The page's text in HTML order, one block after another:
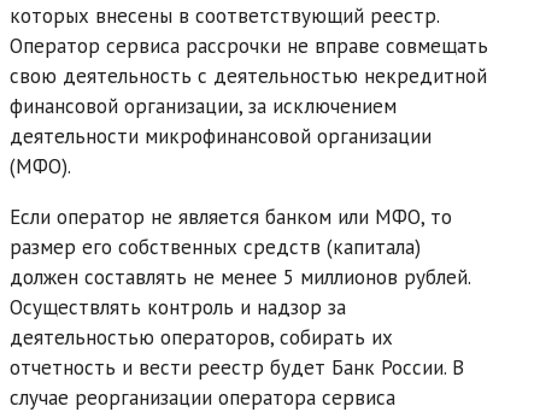
которых внесены в соответствующий реестр.
Оператор сервиса рассрочки не вправе совмещать
свою деятельность с деятельностью некредитной
финансовой организации, за исключением
деятельности микрофинансовой организации
(МФО).
Если оператор не является банком или МФО, то
размер его собственных средств (капитала)
должен составлять не менее 5 миллионов рублей.
Осуществлять контроль и надзор за
деятельностью операторов, собирать их
отчетность и вести реестр будет Банк России. В
случае реорганизации оператора сервиса